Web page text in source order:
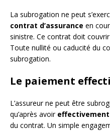
La subrogation ne peut
contrat d’assurance en
sinistre. Ce contrat doit
Toute nullité ou caducité du
subrogation.
Le paiement
L’assureur ne peut être
qu’après avoir
du contrat. Un simple